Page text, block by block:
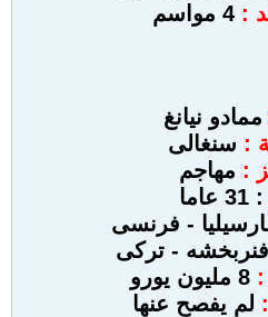
: 4 مواسم
ممادو نيانغ
: سنغالى
: مهاجم
: 31 عاما
- فرنسى
فنربخشه - تركى
:8 مليون يورو
لم يفصح عنها